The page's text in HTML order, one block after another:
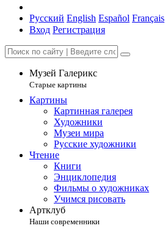
Русский English Español Français
Вход Регистрация
Музей Галерикс
Старые картины
Картины
Картинная галерея
Художники
Музеи мира
Русские художники
Чтение
Книги
Энциклопедия
Фильмы о художниках
Учимся рисовать
Артклуб
Наши современники